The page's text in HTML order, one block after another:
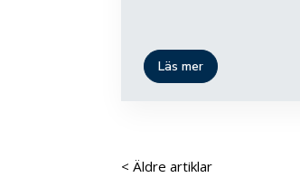
Läs mer
< Äldre artiklar